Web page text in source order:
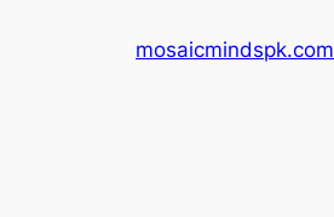
mosaicmindspk.com